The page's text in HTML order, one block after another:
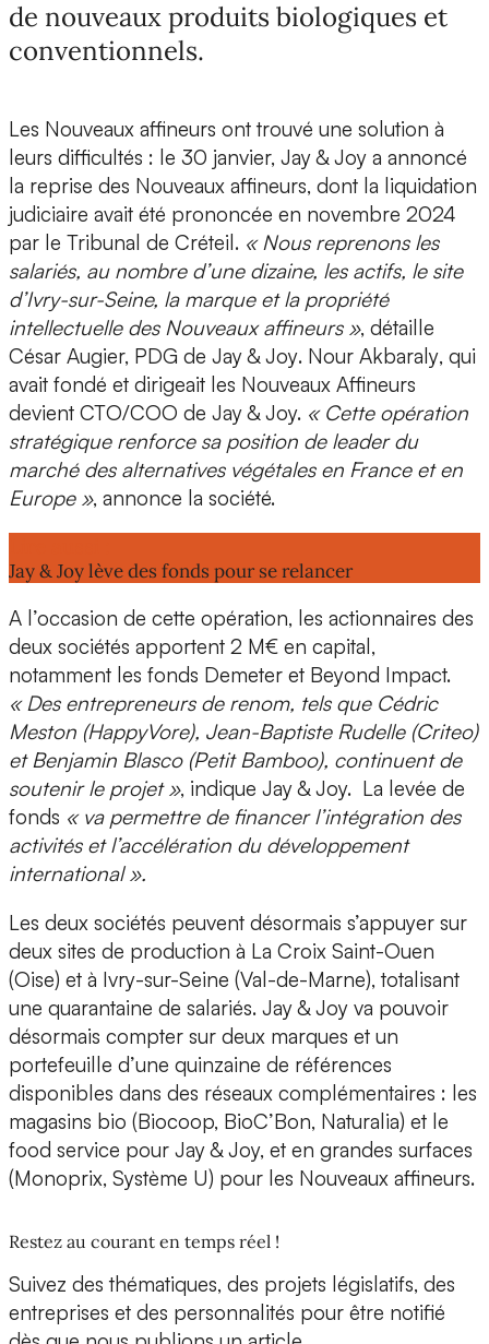
de nouveaux produits biologiques et
conventionnels.
Les Nouveaux affineurs ont trouvé une solution à
leurs difficultés : le 30 janvier, Jay & Joy a annoncé
la reprise des Nouveaux affineurs, dont la liquidation
judiciaire avait été prononcée en novembre 2024
par le Tribunal de Créteil. « Nous reprenons les
salariés, au nombre d’une dizaine, les actifs, le site
d’Ivry-sur-Seine, la marque et la propriété
intellectuelle des Nouveaux affineurs », détaille
César Augier, PDG de Jay & Joy. Nour Akbaraly, qui
avait fondé et dirigeait les Nouveaux Affineurs
devient CTO/COO de Jay & Joy. « Cette opération
stratégique renforce sa position de leader du
marché des alternatives végétales en France et en
Europe », annonce la société.
Jay & Joy lève des fonds pour se relancer
A l’occasion de cette opération, les actionnaires des
deux sociétés apportent 2 M€ en capital,
notamment les fonds Demeter et Beyond Impact.
« Des entrepreneurs de renom, tels que Cédric
Meston (HappyVore), Jean-Baptiste Rudelle (Criteo)
et Benjamin Blasco (Petit Bamboo), continuent de
soutenir le projet », indique Jay & Joy. La levée de
fonds « va permettre de financer l’intégration des
activités et l’accélération du développement
international ».
Les deux sociétés peuvent désormais s’appuyer sur
deux sites de production à La Croix Saint-Ouen
(Oise) et à Ivry-sur-Seine (Val-de-Marne), totalisant
une quarantaine de salariés. Jay & Joy va pouvoir
désormais compter sur deux marques et un
portefeuille d’une quinzaine de références
disponibles dans des réseaux complémentaires : les
magasins bio (Biocoop, BioC’Bon, Naturalia) et le
food service pour Jay & Joy, et en grandes surfaces
(Monoprix, Système U) pour les Nouveaux affineurs.
Restez au courant en temps réel !
Suivez des thématiques, des projets législatifs, des
entreprises et des personnalités pour être notifié